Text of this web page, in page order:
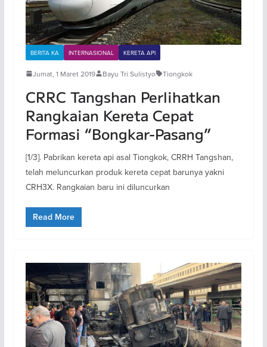
BERITA KA INTERNASIONAL KERETA API
Jumat, 1 Maret 2019 Bayu Tri Sulistyo Tiongkok
CRRC Tangshan Perlihatkan
Rangkaian Kereta Cepat
Formasi “Bongkar-Pasang”
[1/3]. Pabrikan kereta api asal Tiongkok, CRRH Tangshan,
telah meluncurkan produk kereta cepat barunya yakni
CRH3X. Rangkaian baru ini diluncurkan
Read More